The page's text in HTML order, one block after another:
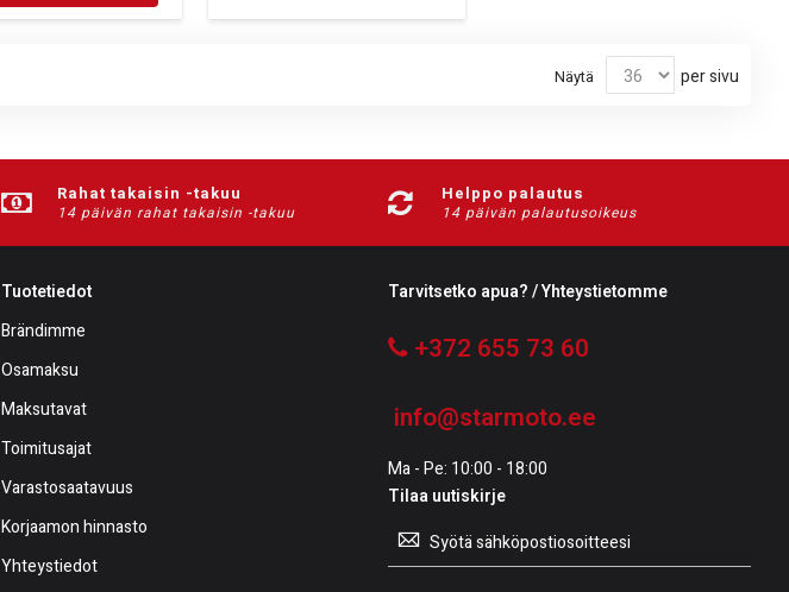
Näytä per sivu
Rahat takaisin -takuu
14 päivän rahat takaisin -takuu
Helppo palautus
14 päivän palautusoikeus
Tuotetiedot
Brändimme
Osamaksu
Maksutavat
Toimitusajat
Varastosaatavuus
Korjaamon hinnasto
Yhteystiedot
Tarvitsetko apua? / Yhteystietomme
+372 655 73 60
info@starmoto.ee
Ma - Pe: 10:00 - 18:00
Tilaa uutiskirje
Tilaa
uutiskirje: